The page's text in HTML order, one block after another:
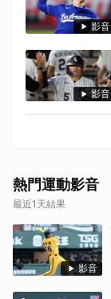
影音
影音
熱門運動影音
最近1天結果
影音